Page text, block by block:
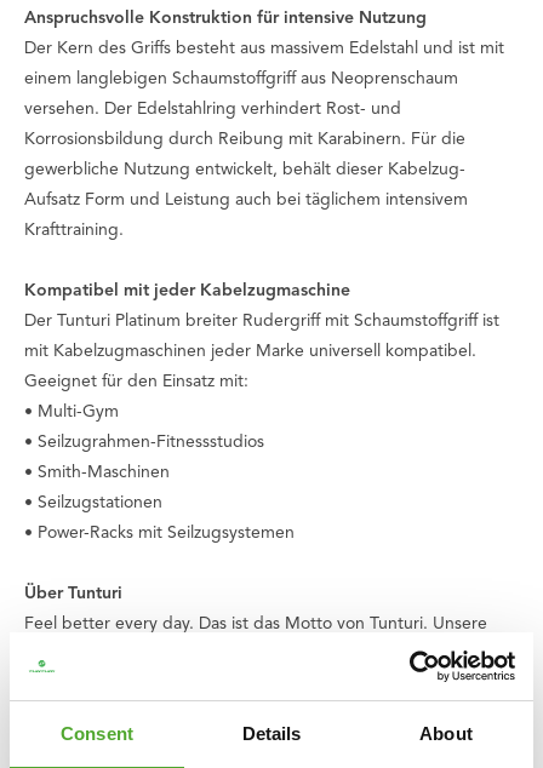
Consent Details About
Anspruchsvolle Konstruktion für intensive Nutzung
Der Kern des Griffs besteht aus massivem Edelstahl und ist mit
einem langlebigen Schaumstoffgriff aus Neoprenschaum
versehen. Der Edelstahlring verhindert Rost- und
Korrosionsbildung durch Reibung mit Karabinern. Für die
gewerbliche Nutzung entwickelt, behält dieser Kabelzug-
Aufsatz Form und Leistung auch bei täglichem intensivem
Krafttraining.
Kompatibel mit jeder Kabelzugmaschine
Der Tunturi Platinum breiter Rudergriff mit Schaumstoffgriff ist
mit Kabelzugmaschinen jeder Marke universell kompatibel.
Geeignet für den Einsatz mit:
• Multi-Gym
• Seilzugrahmen-Fitnessstudios
• Smith-Maschinen
• Seilzugstationen
• Power-Racks mit Seilzugsystemen
Über Tunturi
Feel better every day. Das ist das Motto von Tunturi. Unsere
Ursprünge liegen in Finnland, wo zwei Brüder 1922 ein
Fahrradgeschäft eröffneten. Heute, über 100 Jahre später, sind
Wir unterstützen Sie auf Ihrem Weg zu einem gesunden und